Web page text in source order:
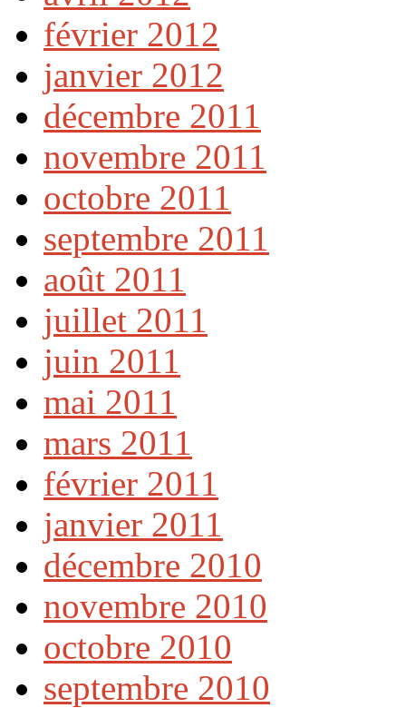
février 2012
janvier 2012
décembre 2011
novembre 2011
octobre 2011
septembre 2011
août 2011
juillet 2011
juin 2011
mai 2011
mars 2011
février 2011
janvier 2011
décembre 2010
novembre 2010
octobre 2010
septembre 2010